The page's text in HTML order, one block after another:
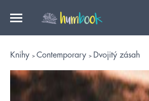
Knihy Contemporary Dvojitý zásah